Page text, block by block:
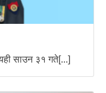
साउन ३१ गते[...]